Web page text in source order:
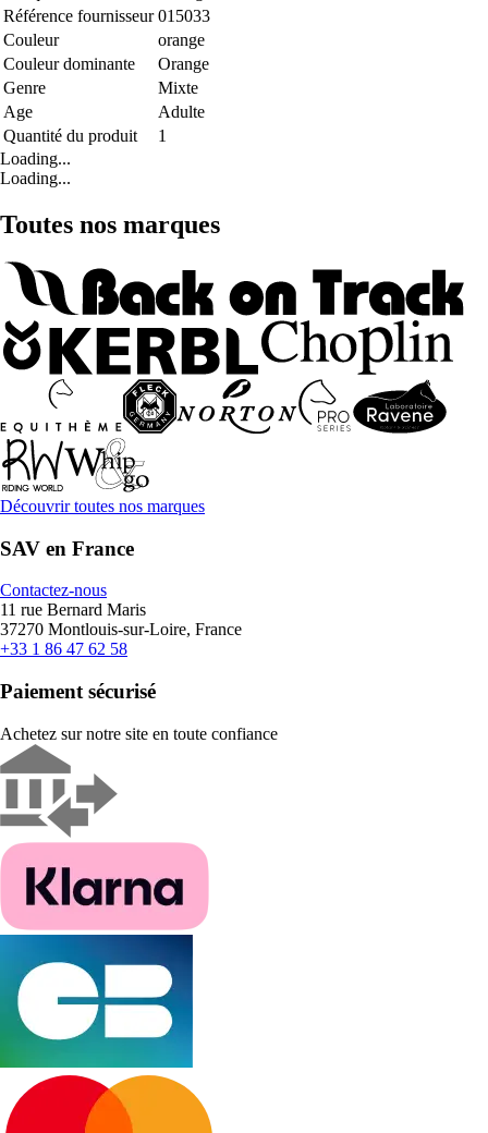
Référence fournisseur 015033
Couleur
orange
Couleur dominante
Orange
Genre
Mixte
Age
Adulte
Quantité du produit
1
Loading...
Loading...
Toutes nos marques
Découvrir toutes nos marques
SAV en France
Contactez-nous
11 rue Bernard Maris
37270 Montlouis-sur-Loire, France
+33 1 86 47 62 58
Paiement sécurisé
Achetez sur notre site en toute confiance